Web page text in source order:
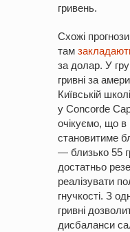
гривень.
Схожі
там
за долар. У
гривні за
Київській
у Concorde
очікуємо, що в
становитиме
— близько 55
достатньо
реалізувати
гнучкості. З
гривні
дисбаланси